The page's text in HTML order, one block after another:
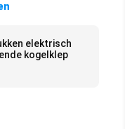
elektrisch
kogelklep